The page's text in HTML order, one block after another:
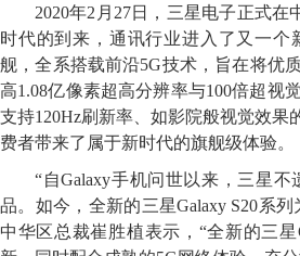
2020年2月27日，三星电子正式在
时代的到来，通讯行业进入了又一个
舰，全系搭载前沿5G技术，旨在将优
高1.08亿像素超高分辨率与100倍超视
支持120Hz刷新率、如影院般视觉效
费者带来了属于新时代的旗舰级体验。
“自Galaxy手机问世以来，三星
品。如今，全新的三星Galaxy S20系
中华区总裁崔胜植表示，“全新的三